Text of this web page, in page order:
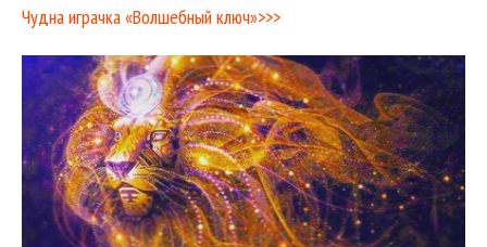
Чудна играчка «Волшебный ключ»>>>